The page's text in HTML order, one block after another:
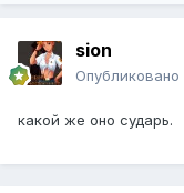
sion
Опубликовано
какой же оно сударь.